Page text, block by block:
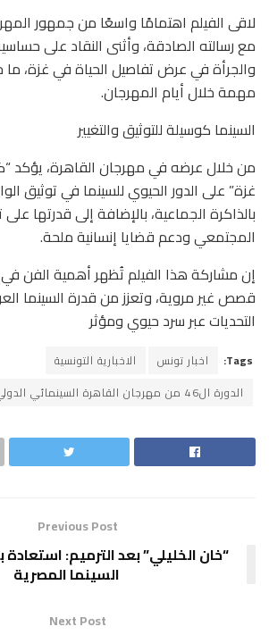
لاقى الفيلم اهتمامًا واسعًا من جمهور
مع رسالته الصادقة، وأثنى النقاد على
والجرأة في عرض تفاصيل الحياة في غزة،
مهمة خلال أيام المهرجان.
السينما كوسيلة للتوثيق والتغيير
من خلال عرضه في مهرجان القاهرة، يؤكد
غزة” على الدور الحيوي للسينما في توثيق
بالذاكرة الجماعية، بالإضافة إلى قدرتها
المجتمعي ودعم قضايا إنسانية ملحة.
إن مشاركة هذا الفيلم تُظهر أهمية الفن
قصص غير مروية، وتعزز من قدرة السينما
التحديات عبر سرد حيوي ومؤثر
Tags: اخبار تونس
الاخبارية التونسية
الدورة ال46 من مهرجان القاهرة السينمائي الدولي
Previous Post
“خان الخليلي” بعد الترميم:
السينما المصرية
Next Post